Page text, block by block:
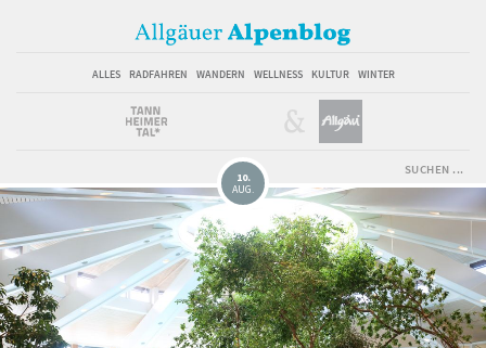
ALLES RADFAHREN WANDERN WELLNESS KULTUR WINTER
10.
AUG.